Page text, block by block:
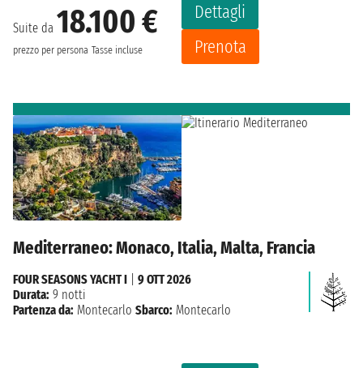
Suite da 18.100 €
prezzo per persona Tasse incluse
Dettagli
Prenota
Mediterraneo: Monaco, Italia, Malta, Francia
FOUR SEASONS YACHT I
9 OTT 2026
Durata: 9 notti
Partenza da: Montecarlo Sbarco: Montecarlo